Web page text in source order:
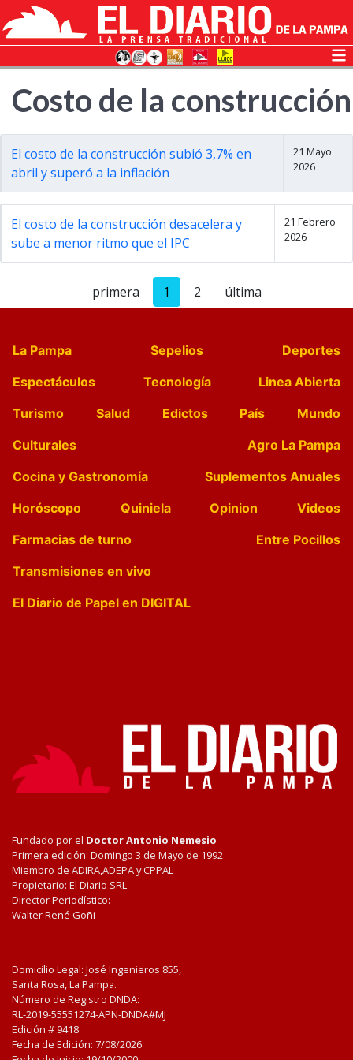
Costo de la construcción
El costo de la construcción subió 3,7% en
abril y superó a la inflación
21 Mayo
2026
El costo de la construcción desacelera y
sube a menor ritmo que el IPC
21 Febrero
2026
primera 1 2 última
La Pampa Sepelios
Deportes
Espectáculos
Tecnología
Linea Abierta
Turismo
Salud Edictos País
Mundo
Culturales
Agro La Pampa
Cocina y Gastronomía
Suplementos Anuales
Horóscopo
Quiniela Opinion
Videos
Farmacias de turno
Entre Pocillos
Transmisiones en vivo
El Diario de Papel en DIGITAL
Fundado por el Doctor Antonio Nemesio
Primera edición: Domingo 3 de Mayo de 1992
Miembro de ADIRA,ADEPA y CPPAL
Propietario: El Diario SRL
Director Periodístico:
Walter René Goñi
Domicilio Legal: José Ingenieros 855,
Santa Rosa, La Pampa.
Número de Registro DNDA:
RL-2019-55551274-APN-DNDA#MJ
Edición # 9418
Fecha de Edición: 7/08/2026